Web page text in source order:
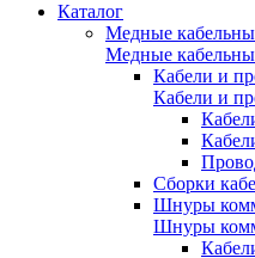
Каталог
Медные
Медные
Кабели и
Кабели и
Сборки
Шнуры
Шнуры